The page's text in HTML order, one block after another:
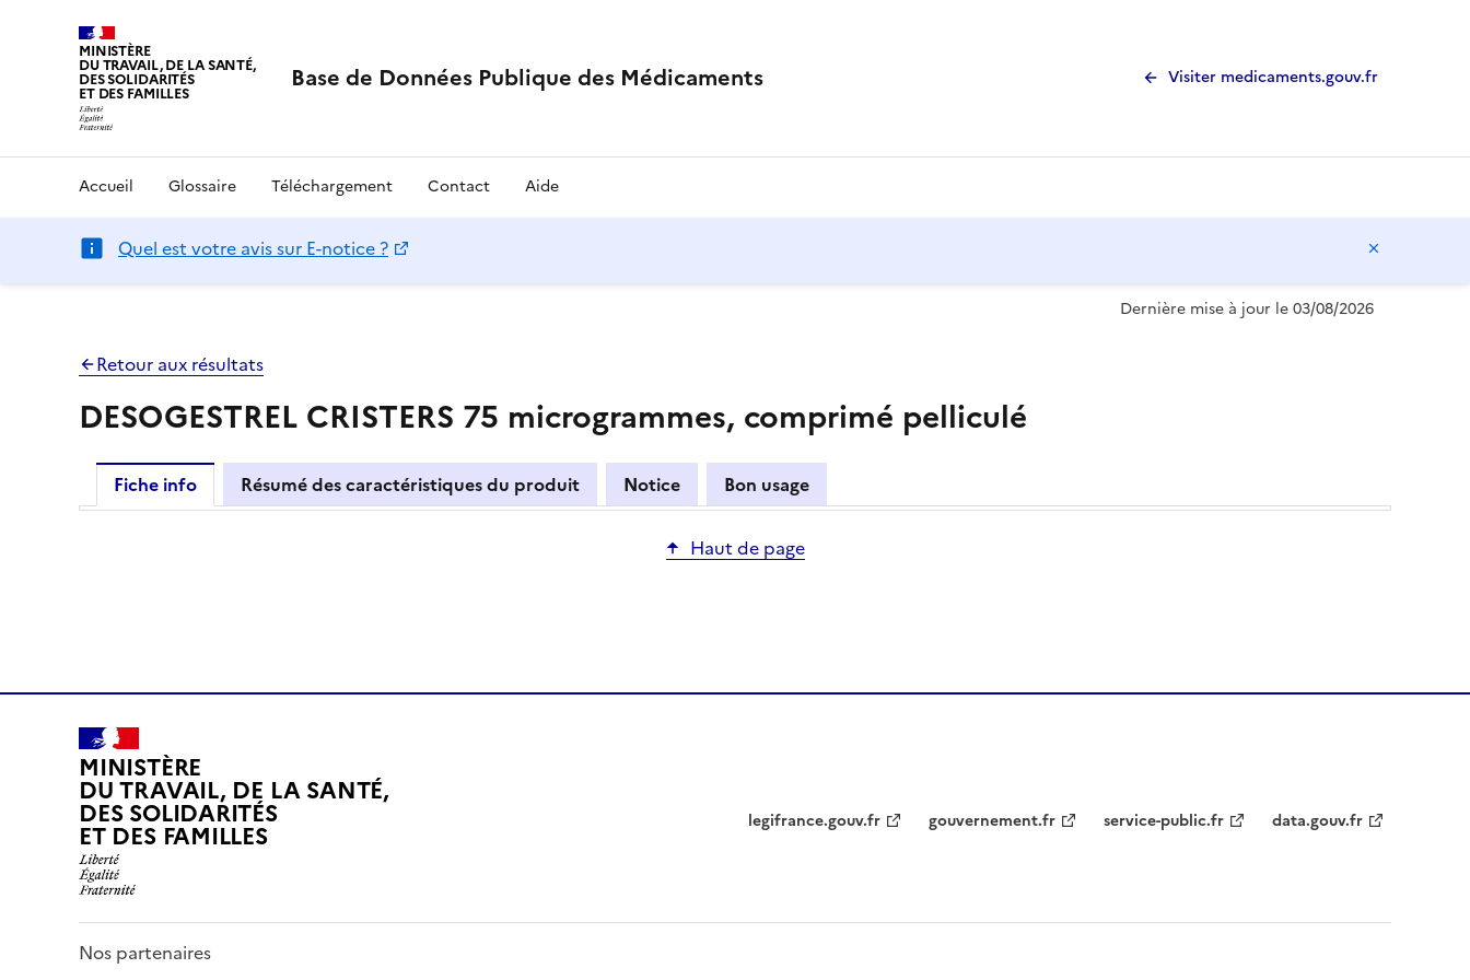
MINISTÈRE
DU TRAVAIL, DE LA SANTÉ,
DES SOLIDARITÉS
ET DES FAMILLES Base de Données Publique des Médicaments Visiter medicaments.gouv.fr
Accueil Glossaire Téléchargement Contact Aide
Quel est votre avis sur E-notice ?
Dernière mise à jour le 03/08/2026
Retour aux résultats
DESOGESTREL CRISTERS 75 microgrammes, comprimé pelliculé
Fiche info Résumé des caractéristiques du produit Notice Bon usage
Haut de page
MINISTÈRE
DU TRAVAIL, DE LA SANTÉ,
DES SOLIDARITÉS
ET DES FAMILLES legifrance.gouv.fr gouvernement.fr service-public.fr data.gouv.fr
Nos partenaires